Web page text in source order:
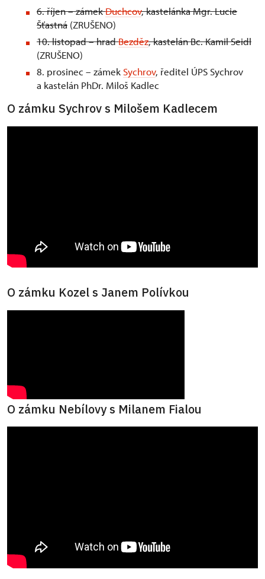
6. říjen – zámekDuchcov, kastelánka Mgr. Lucie
Šťastná (ZRUŠENO)
10. listopad – hradBezděz, kastelán Bc. Kamil Seidl
(ZRUŠENO)
8. prosinec – zámek Sychrov, ředitel ÚPS Sychrov
a kastelán PhDr. Miloš Kadlec
O zámku Sychrov s Milošem Kadlecem
O zámku Kozel s Janem Polívkou
O zámku Nebílovy s Milanem Fialou